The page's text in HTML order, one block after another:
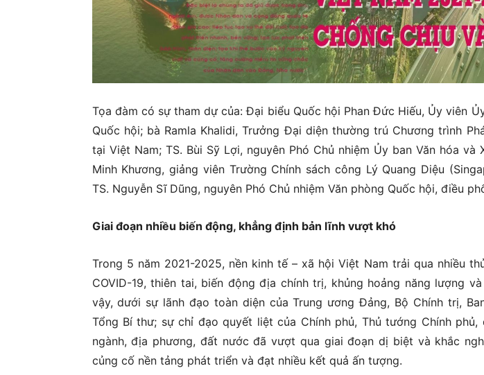
Tọa đàm có sự tham dự của: Đại biểu Quốc hội Phan Đức Hiếu, Ủy viên
Quốc hội; bà Ramla Khalidi, Trưởng Đại diện thường trú Chương trình
tại Việt Nam; TS. Bùi Sỹ Lợi, nguyên Phó Chủ nhiệm Ủy ban Văn hóa và
Minh Khương, giảng viên Trường Chính sách công Lý Quang Diệu
TS. Nguyễn Sĩ Dũng, nguyên Phó Chủ nhiệm Văn phòng Quốc hội, điều
Giai đoạn nhiều biến động, khẳng định bản lĩnh vượt khó
Trong 5 năm 2021-2025, nền kinh tế – xã hội Việt Nam trải qua nhiều
COVID-19, thiên tai, biến động địa chính trị, khủng hoảng năng lượng
vậy, dưới sự lãnh đạo toàn diện của Trung ương Đảng, Bộ Chính trị,
Tổng Bí thư; sự chỉ đạo quyết liệt của Chính phủ, Thủ tướng Chính
ngành, địa phương, đất nước đã vượt qua giai đoạn dị biệt và khắc
củng cố nền tảng phát triển và đạt nhiều kết quả ấn tượng.